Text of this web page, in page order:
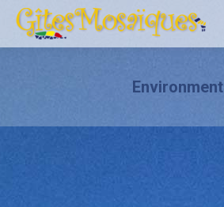
Environment